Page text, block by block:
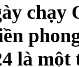
chạy
là